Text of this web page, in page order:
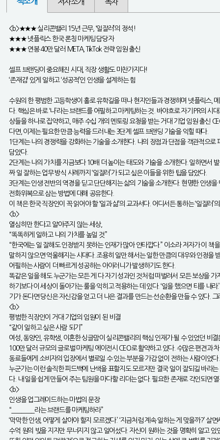
<b>★★★ 실리콘밸리 15년 근무, ‘일잘러’의 정석!
★★★ 넷플릭스 한국 론칭 마케팅 담당자
★★★ 연봉 40만 달러 META, TikTok 전략 임원 출신
셀프 브랜딩이 중요해진 시대, 직장 생활도 마찬가지다!
‘존재감’ 있게 일하고 ‘성공적’인 인생을 설계하는 힘
수원의 한 평범한 고등학생이 홀로 유학길을 떠나 현지인들과 경쟁하며 넷플릭스,
다. 핵심은 바로 ‘나’라는 브랜드를 어필하고 마케팅하는 것. 바야흐로 자기 PR의
상들을 하나로 집약하고, 매주 수십 개의 멘토링 요청을 받는 거대 기업 임원 출신
다면, 이제는 필요한 만큼 능력을 드러내는 3단계 셀프 브랜딩 기술을 익힐 때다.
1단계는 나의 경쟁력을 강화하는 기술을 소개한다. 나의 장점과 단점을 객관적으로
담았다.
2단계는 나의 가치를 지금보다 10배 더 높이는 태도와 기술을 소개한다. 일하면서
짜 일 잘하는 업무 방식 사례까지 ‘일잘러’가 되고 싶은 이들을 위한 팁을 담았다.
3단계는 인생 전반의 역경을 딛고 단단해지는 삶의 기술을 소개한다. 현명한 인생
전화위복으로 삼는 방법에 대해 공유한다.
이 책은 한국 직장인이 꼭 읽어야 할 ‘일과 삶’의 교과서다. 어디서든 통하는 ‘일잘
<b>
열심히만 한다고 알아주지 않는 세상,
“똑똑하게 일하고 나의 가치를 높일 것”
“한국에는 일 잘해도 인정받지 못하는 인재가 많아 안타깝다.” 이소라 저자가 이 책
말하지 않으면 억울해지는 시대다. 조용히 일만 해서는 일한 만큼의 대우와 인정을
어필하는 사람이 더 빠르게 성공하는 아이러니가 발생하기도 한다.
똑같은 일을 해도 누군가는 모든 게 다 자기 성과인 것처럼 떠벌려서 모든 보상을
하기보다 이 세상이 돌아가는 룰을 익히고 적용하는 데 있다. ‘일을 했으면 티를 내
기가 돈다면 당신은 자신감을 얻고 더 나은 결과를 만드는 선순환을 만들 수 있다.
<b>
평범한 직장인이 거대 기업의 임원이 된 비결
“같이 일하고 싶은 사람 되기”
여성, 동양인, 유학생, 이혼한 싱글맘이 실리콘밸리의 핵심 인재가 될 수 있었던 비
100만 달러 규모의 글로벌 마케팅 에이전시 CEO로 활약하고 있다. 수많은 편견과
동료들에게 소비자의 입장에서 별로일 수 있는 부분을 가감 없이 전하는 사람이었
누군가는 이런 솔직한 피드백에 난색을 표할지도 모르지만 결국 일이 잘되길 바라는
다. 내 일을 쉽게 만들어 주는 팀원을 마다할 리더는 없다. 필요한 존재로 각인되면
<b>
인생을 업그레이드하는 마법의 문장
“_______라는 브랜드를 마케팅하라”
‘막막한 인생, 어떻게 살아야 할지 모르겠다.’ ‘지금처럼 계속 일하는 게 맞을까?’
수억 원의 빚을 지지만 무너지지 않고 일어섰다. 자신이 원하는 것을 명확히 알고